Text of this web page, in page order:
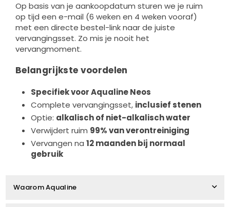
Op basis van je aankoopdatum sturen we je ruim
op tijd een e-mail (6 weken en 4 weken vooraf)
met een directe bestel-link naar de juiste
vervangingsset. Zo mis je nooit het
vervangmoment.
Belangrijkste voordelen
Specifiek voor Aqualine Neos
Complete vervangingsset, inclusief stenen
Optie: alkalisch of niet-alkalisch water
Verwijdert ruim 99% van verontreiniging
Vervangen na 12 maanden bij normaal
gebruik
Waarom Aqualine